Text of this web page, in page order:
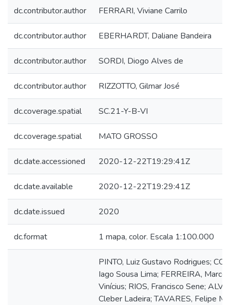
dc.contributor.author FERRARI, Viviane Carrilo
dc.contributor.author EBERHARDT, Daliane Bandeira
dc.contributor.author SORDI, Diogo Alves de
dc.contributor.author RIZZOTTO, Gilmar José
dc.coverage.spatial SC.21-Y-B-VI
dc.coverage.spatial MATO GROSSO
dc.date.accessioned 2020-12-22T19:29:41Z
dc.date.available 2020-12-22T19:29:41Z
dc.date.issued 2020
dc.format 1 mapa, color. Escala 1:100.000
PINTO, Luiz Gustavo Rodrigues;
Iago Sousa Lima; FERREIRA, Marcos
Vinícius; RIOS, Francisco Sene;
Cleber Ladeira; TAVARES, Felipe